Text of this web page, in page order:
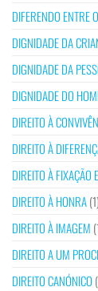
DIFERENDO ENTRE
DIGNIDADE DA
DIGNIDADE DA
DIGNIDADE DO
DIREITO À
DIREITO À
DIREITO À FIXAÇÃO
DIREITO À HONRA(1)
DIREITO À IMAGEM
DIREITO A UM
DIREITO CANÓNICO